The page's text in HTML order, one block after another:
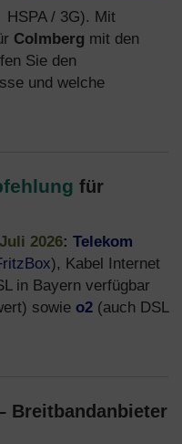
HSPA / 3G). Mit
Colmberg mit den
Sie den
und welche
für
2026: Telekom
), Kabel Internet
in Bayern verfügbar
sowie o2 (auch DSL
Breitbandanbieter